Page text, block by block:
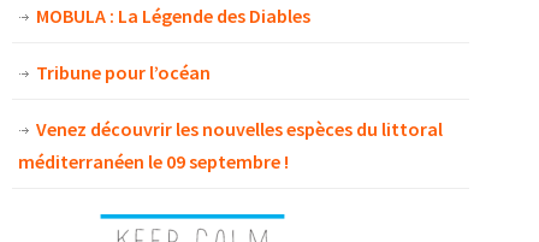
MOBULA : La Légende des Diables
Tribune pour l’océan
Venez découvrir les nouvelles espèces du littoral
méditerranéen le 09 septembre !